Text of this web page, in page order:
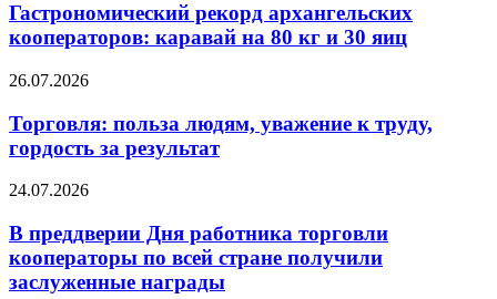
Гастрономический рекорд архангельских
кооператоров: каравай на 80 кг и 30 яиц
26.07.2026
Торговля: польза людям, уважение к труду,
гордость за результат
24.07.2026
В преддверии Дня работника торговли
кооператоры по всей стране получили
заслуженные награды